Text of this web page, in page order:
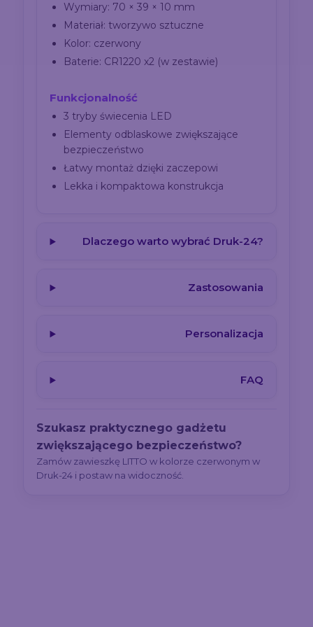
Wymiary: 70 × 39 × 10 mm
Materiał: tworzywo sztuczne
Kolor: czerwony
Baterie: CR1220 x2 (w zestawie)
Funkcjonalność
3 tryby świecenia LED
Elementy odblaskowe zwiększające
bezpieczeństwo
Łatwy montaż dzięki zaczepowi
Lekka i kompaktowa konstrukcja
Dlaczego warto wybrać Druk-24?
Zastosowania
Personalizacja
FAQ
Szukasz praktycznego gadżetu
zwiększającego bezpieczeństwo?
Zamów zawieszkę LITTO w kolorze czerwonym w
Druk-24 i postaw na widoczność.